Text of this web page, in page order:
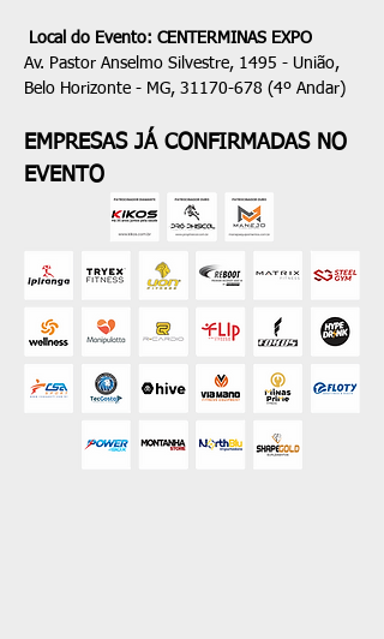
Local do Evento: ​CENTERMINAS EXPO
Av. Pastor Anselmo Silvestre, 1495 - União,
Belo Horizonte - MG, 31170-678 (4º Andar)
EMPRESAS JÁ CONFIRMADAS NO
EVENTO